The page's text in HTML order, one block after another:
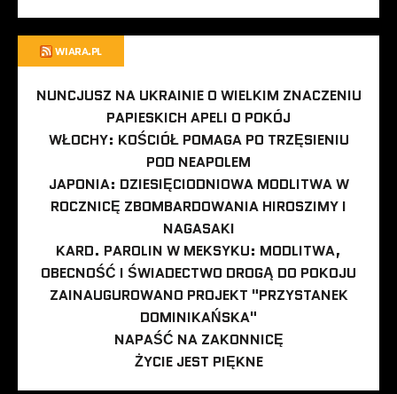
WIARA.PL
NUNCJUSZ NA UKRAINIE O WIELKIM ZNACZENIU
PAPIESKICH APELI O POKÓJ
WŁOCHY: KOŚCIÓŁ POMAGA PO TRZĘSIENIU
POD NEAPOLEM
JAPONIA: DZIESIĘCIODNIOWA MODLITWA W
ROCZNICĘ ZBOMBARDOWANIA HIROSZIMY I
NAGASAKI
KARD. PAROLIN W MEKSYKU: MODLITWA,
OBECNOŚĆ I ŚWIADECTWO DROGĄ DO POKOJU
ZAINAUGUROWANO PROJEKT "PRZYSTANEK
DOMINIKAŃSKA"
NAPAŚĆ NA ZAKONNICĘ
ŻYCIE JEST PIĘKNE